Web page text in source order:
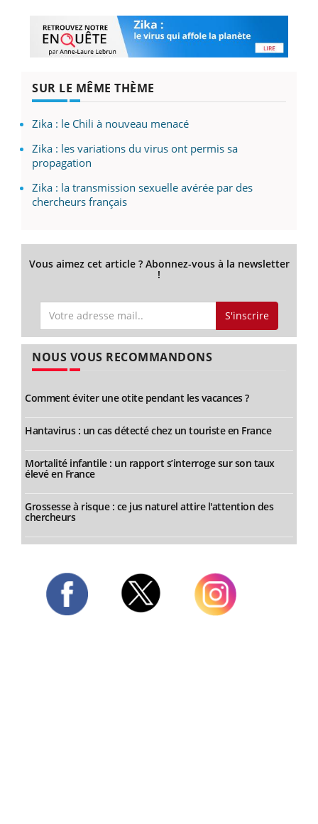
SUR LE MÊME THÈME
Zika : le Chili à nouveau menacé
Zika : les variations du virus ont permis sa
propagation
Zika : la transmission sexuelle avérée par des
chercheurs français
Vous aimez cet article ? Abonnez-vous à la newsletter
!
S'inscrire
NOUS VOUS RECOMMANDONS
Comment éviter une otite pendant les vacances ?
Hantavirus : un cas détecté chez un touriste en France
Mortalité infantile : un rapport s’interroge sur son taux
élevé en France
Grossesse à risque : ce jus naturel attire l'attention des
chercheurs